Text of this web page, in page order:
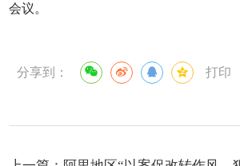
会议。
分享到： 打印